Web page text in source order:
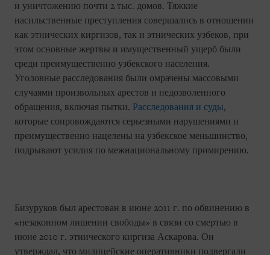
и уничтожению почти 2 тыс. домов. Тяжкие
насильственные преступления совершались в отношении
как этнических киргизов, так и этнических узбеков, при
этом основные жертвы и имущественный ущерб были
среди преимущественно узбекского населения.
Уголовные расследования были омрачены массовыми
случаями произвольных арестов и недозволенного
обращения, включая пытки. Расследования и суды,
которые сопровождаются серьезными нарушениями и
преимущественно нацелены на узбекское меньшинство,
подрывают усилия по межнациональному примирению.
Бизуруков был арестован в июне 2011 г. по обвинению в
«незаконном лишении свободы» в связи со смертью в
июне 2010 г. этнического киргиза Аскарова. Он
утверждал, что милицейские оперативники подвергали